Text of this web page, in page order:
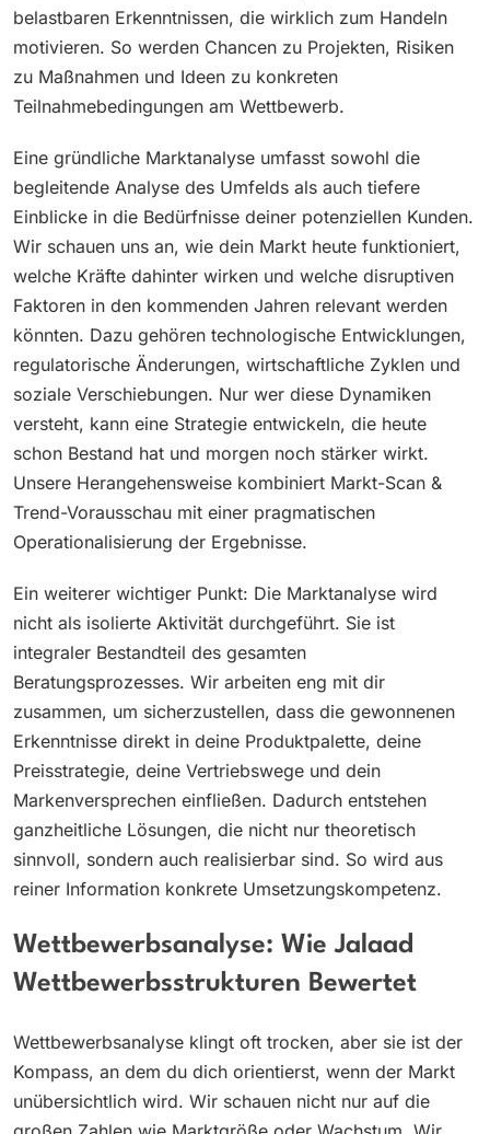
belastbaren Erkenntnissen, die wirklich zum Handeln
motivieren. So werden Chancen zu Projekten, Risiken
zu Maßnahmen und Ideen zu konkreten
Teilnahmebedingungen am Wettbewerb.
Eine gründliche Marktanalyse umfasst sowohl die
begleitende Analyse des Umfelds als auch tiefere
Einblicke in die Bedürfnisse deiner potenziellen Kunden.
Wir schauen uns an, wie dein Markt heute funktioniert,
welche Kräfte dahinter wirken und welche disruptiven
Faktoren in den kommenden Jahren relevant werden
könnten. Dazu gehören technologische Entwicklungen,
regulatorische Änderungen, wirtschaftliche Zyklen und
soziale Verschiebungen. Nur wer diese Dynamiken
versteht, kann eine Strategie entwickeln, die heute
schon Bestand hat und morgen noch stärker wirkt.
Unsere Herangehensweise kombiniert Markt-Scan &
Trend-Vorausschau mit einer pragmatischen
Operationalisierung der Ergebnisse.
Ein weiterer wichtiger Punkt: Die Marktanalyse wird
nicht als isolierte Aktivität durchgeführt. Sie ist
integraler Bestandteil des gesamten
Beratungsprozesses. Wir arbeiten eng mit dir
zusammen, um sicherzustellen, dass die gewonnenen
Erkenntnisse direkt in deine Produktpalette, deine
Preisstrategie, deine Vertriebswege und dein
Markenversprechen einfließen. Dadurch entstehen
ganzheitliche Lösungen, die nicht nur theoretisch
sinnvoll, sondern auch realisierbar sind. So wird aus
reiner Information konkrete Umsetzungskompetenz.
Wettbewerbsanalyse: Wie Jalaad
Wettbewerbsstrukturen Bewertet
Wettbewerbsanalyse klingt oft trocken, aber sie ist der
Kompass, an dem du dich orientierst, wenn der Markt
unübersichtlich wird. Wir schauen nicht nur auf die